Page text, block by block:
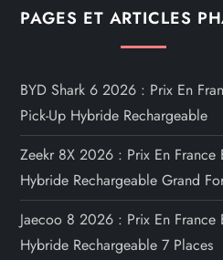
PAGES ET ARTICLES
BYD Shark 6 2026 : Prix En
Pick-Up Hybride Rechargeable
Zeekr 8X 2026 : Prix En France
Hybride Rechargeable Grand
Jaecoo 8 2026 : Prix En France
Hybride Rechargeable 7 Places